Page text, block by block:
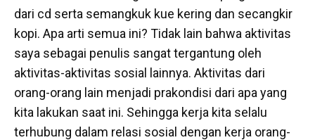
dari cd serta semangkuk kue kering dan secangkir
kopi. Apa arti semua ini? Tidak lain bahwa aktivitas
saya sebagai penulis sangat tergantung oleh
aktivitas-aktivitas sosial lainnya. Aktivitas dari
orang-orang lain menjadi prakondisi dari apa yang
kita lakukan saat ini. Sehingga kerja kita selalu
terhubung dalam relasi sosial dengan kerja orang-